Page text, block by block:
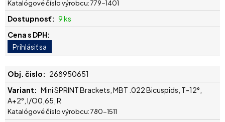
Katalógové číslo výrobcu: 779-1401
9 ks
268950651
Mini SPRINT Brackets, MBT .022 Bicuspids, T-12°,
A+2°, I/O0,65, R
Katalógové číslo výrobcu: 780-1511